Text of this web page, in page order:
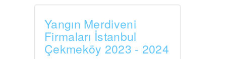
Yangın Merdiveni
Firmaları İstanbul
Çekmeköy 2023 - 2024